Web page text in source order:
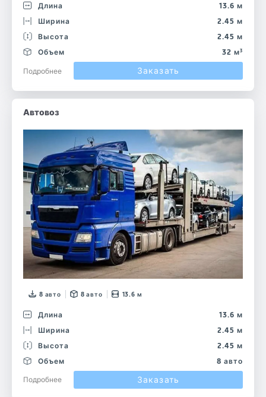
Длина
13.6 м
Ширина
2.45 м
Высота
2.45 м
Объем
32 м³
Подробнее
Заказать
Автовоз
8 авто 8 авто 13.6 м
Длина
13.6 м
Ширина
2.45 м
Высота
2.45 м
Объем
8 авто
Подробнее
Заказать